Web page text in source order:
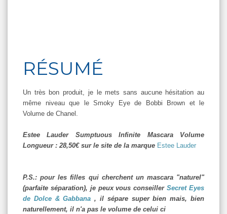
RÉSUMÉ
Un très bon produit, je le mets sans aucune hésitation au
même niveau que le Smoky Eye de Bobbi Brown et le
Volume de Chanel.
Estee Lauder Sumptuous Infinite Mascara Volume
Longueur : 28,50€ sur le site de la marque Estee Lauder
P.S.: pour les filles qui cherchent un mascara "naturel"
(parfaite séparation), je peux vous conseillerSecret Eyes
de Dolce & Gabbana , il sépare super bien mais, bien
naturellement, il n'a pas le volume de celui ci